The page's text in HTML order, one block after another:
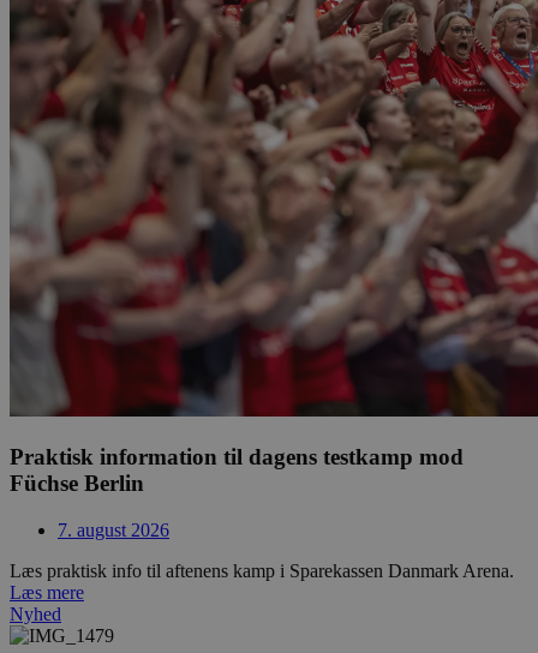
Praktisk information til dagens testkamp mod
Füchse Berlin
7. august 2026
Læs praktisk info til aftenens kamp i Sparekassen Danmark Arena.
Læs mere
Nyhed